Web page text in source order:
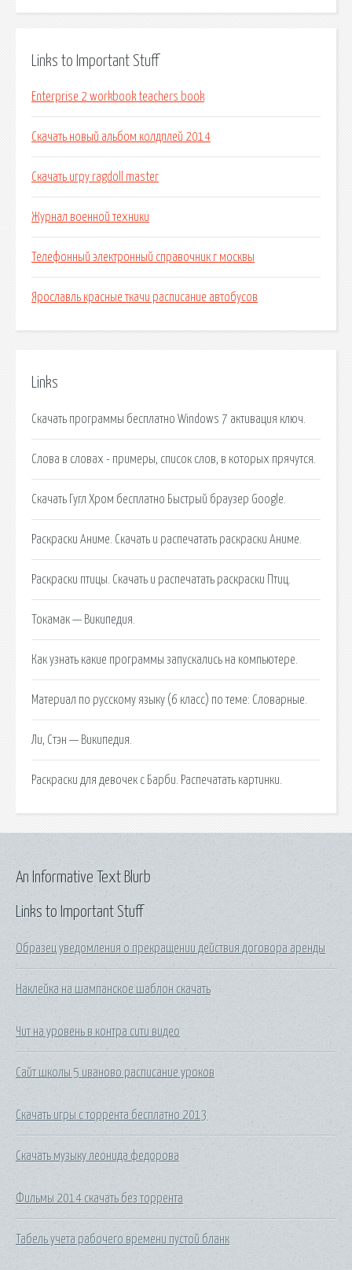
Links to Important Stuff
Enterprise 2 workbook teachers book
Скачать новый альбом колдплей 2014
Скачать игру ragdoll master
Журнал военной техники
Телефонный электронный справочник г москвы
Ярославль красные ткачи расписание автобусов
Links
Скачать программы бесплатно Windows 7 активация ключ.
Слова в словах - примеры, список слов, в которых прячутся.
Скачать Гугл Хром бесплатно Быстрый браузер Google.
Раскраски Аниме. Скачать и распечатать раскраски Аниме.
Раскраски птицы. Скачать и распечатать раскраски Птиц.
Токамак — Википедия.
Как узнать какие программы запускались на компьютере.
Материал по русскому языку (6 класс) по теме: Словарные.
Ли, Стэн — Википедия.
Раскраски для девочек с Барби. Распечатать картинки.
Links to Important Stuff
Образец уведомления о прекращении действия договора аренды
Наклейка на шампанское шаблон скачать
Чит на уровень в контра сити видео
Сайт школы 5 иваново расписание уроков
Скачать игры с торрента бесплатно 2013
Скачать музыку леонида федорова
Фильмы 2014 скачать без торрента
Табель учета рабочего времени пустой бланк
An Informative Text Blurb